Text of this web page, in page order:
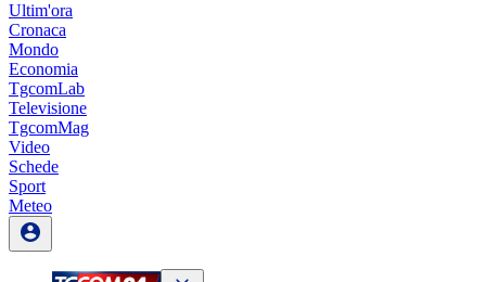
Ultim'ora
Cronaca
Mondo
Economia
TgcomLab
Televisione
TgcomMag
Video
Schede
Sport
Meteo